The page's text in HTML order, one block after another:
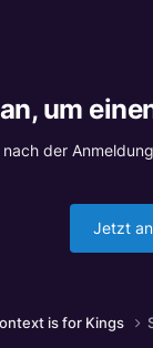
um
der
Jetzt
is for Kings